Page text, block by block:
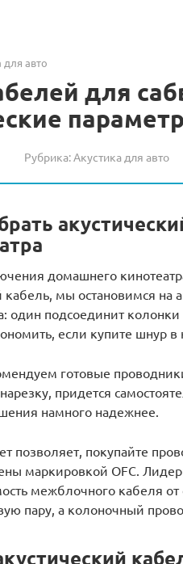
для авто
для
Рубрика:Акустика для авто
домашнего
кабель, мы остановимся на
один подсоединит
если купите шнур в
готовые
придется
намного надежнее.
позволяет, покупайте
маркировкой OFC.
межблочного кабеля
пару, а колоночный